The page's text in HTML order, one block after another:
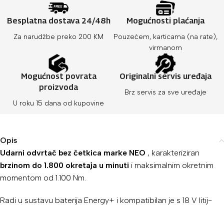
Besplatna dostava 24/48h
Za narudžbe preko 200 KM
Mogućnosti plaćanja
Pouzećem, karticama (na rate),
virmanom
Mogućnost povrata
proizvoda
U roku 15 dana od kupovine
Originalni servis uređaja
Brz servis za sve uređaje
Opis
Udarni odvrtač bez četkica marke NEO , karakteriziran
brzinom do 1.800 okretaja u minuti i maksimalnim okretnim
momentom od 1.100 Nm.
Radi u sustavu baterija Energy+ i kompatibilan je s 18 V litij-